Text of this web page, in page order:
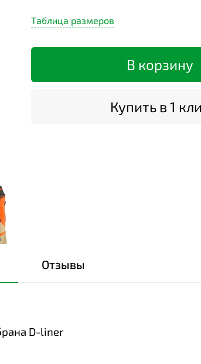
Таблица размеров
В корзину
Купить в 1
Отзывы
D-liner